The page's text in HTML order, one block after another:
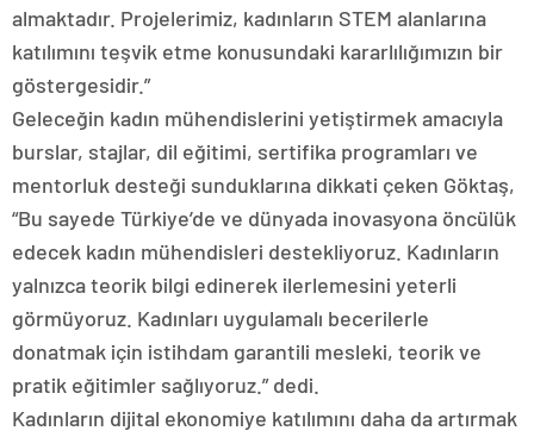
almaktadır. Projelerimiz, kadınların STEM alanlarına
katılımını teşvik etme konusundaki kararlılığımızın bir
göstergesidir.”
Geleceğin kadın mühendislerini yetiştirmek amacıyla
burslar, stajlar, dil eğitimi, sertifika programları ve
mentorluk desteği sunduklarına dikkati çeken Göktaş,
“Bu sayede Türkiye’de ve dünyada inovasyona öncülük
edecek kadın mühendisleri destekliyoruz. Kadınların
yalnızca teorik bilgi edinerek ilerlemesini yeterli
görmüyoruz. Kadınları uygulamalı becerilerle
donatmak için istihdam garantili mesleki, teorik ve
pratik eğitimler sağlıyoruz.” dedi.
Kadınların dijital ekonomiye katılımını daha da artırmak